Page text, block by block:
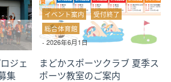
ジェ
集
イベント案内
受付終了
総合体育館
-2026年6月1日
まどかスポーツクラブ 夏季ス
ポーツ教室のご案内